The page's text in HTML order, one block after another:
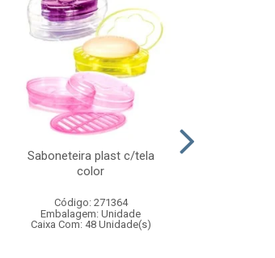
Saboneteira plast c/tela
color
Código: 271364
Embalagem: Unidade
Caixa Com: 48 Unidade(s)